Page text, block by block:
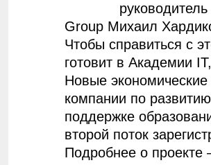
Group Михаил
Чтобы справиться с
готовит в Академии
Новые
компании по
поддержке
второй поток
Подробнее о